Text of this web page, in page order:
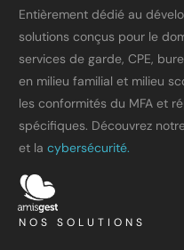
Entièrement dédié au
solutions conçus pour le
services de garde, CPE,
en milieu familial et milieu
les conformités du MFA et
spécifiques. Découvrez
et la cybersécurité.
NOS SOLUTIONS